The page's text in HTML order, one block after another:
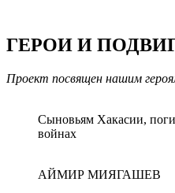
ГЕРОИ И
Проект посвящен нашим
Сыновьям Хакасии,
войнах
АЙМИР МИЯГАШЕВ